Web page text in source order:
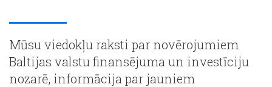
Mūsu viedokļu raksti par novērojumiem
Baltijas valstu finansējuma un investīciju
nozarē, informācija par jauniem